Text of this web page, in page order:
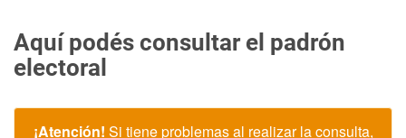
Aquí podés consultar el padrón
electoral